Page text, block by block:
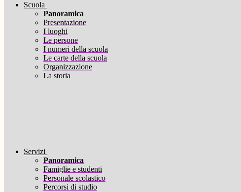
Scuola
Panoramica
Presentazione
I luoghi
Le persone
I numeri della scuola
Le carte della scuola
Organizzazione
La storia
Servizi
Panoramica
Famiglie e studenti
Personale scolastico
Percorsi di studio